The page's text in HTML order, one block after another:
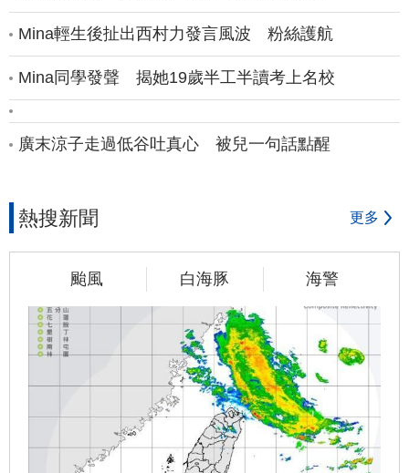
Mina輕生後扯出西村力發言風波 粉絲護航
Mina同學發聲 揭她19歲半工半讀考上名校
廣末涼子走過低谷吐真心 被兒一句話點醒
熱搜新聞 更多
颱風 白海豚 海警